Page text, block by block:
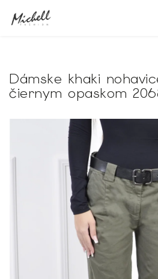
Dámske khaki
čiernym opaskom